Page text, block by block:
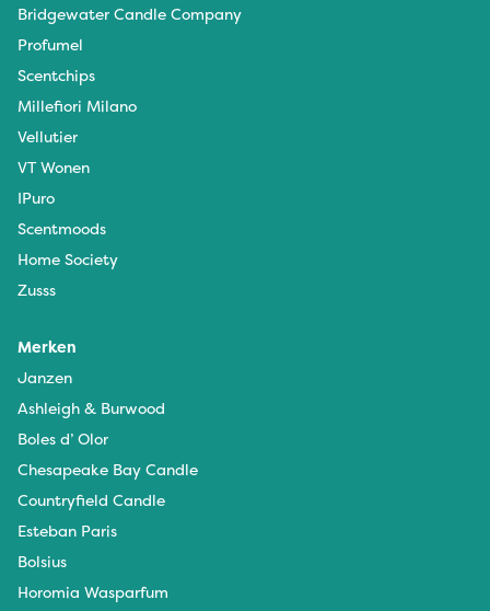
Bridgewater Candle Company
Profumel
Scentchips
Millefiori Milano
Vellutier
VT Wonen
IPuro
Scentmoods
Home Society
Zusss
Merken
Janzen
Ashleigh & Burwood
Boles d’ Olor
Chesapeake Bay Candle
Countryfield Candle
Esteban Paris
Bolsius
Horomia Wasparfum